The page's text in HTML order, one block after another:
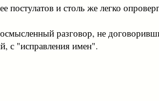
постулатов и столь же легко
разговор, не
с "исправления имен".